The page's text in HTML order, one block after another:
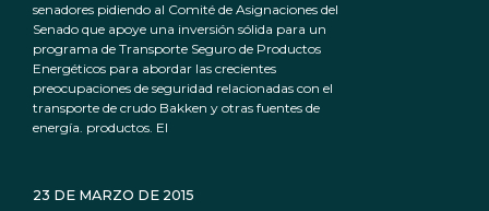
senadores pidiendo al Comité de Asignaciones del
Senado que apoye una inversión sólida para un
programa de Transporte Seguro de Productos
Energéticos para abordar las crecientes
preocupaciones de seguridad relacionadas con el
transporte de crudo Bakken y otras fuentes de
energía. productos. El
23 DE MARZO DE 2015